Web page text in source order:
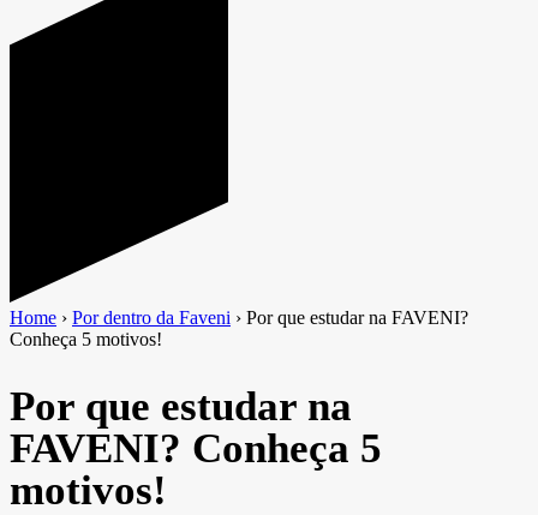
Home › Por dentro da Faveni › Por que estudar na FAVENI?
Conheça 5 motivos!
Por que estudar na
FAVENI? Conheça 5
motivos!